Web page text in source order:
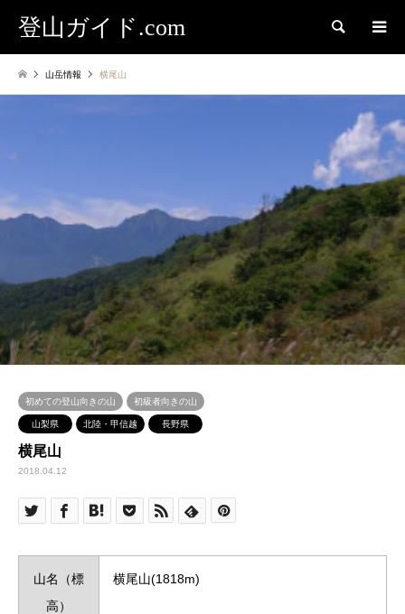
登山ガイド.com 検索
山岳情報 横尾山
初めての登山向きの山 初級者向きの山
山梨県 北陸・甲信越 長野県
横尾山
2018.04.12
山名（標
高）
横尾山(1818m)